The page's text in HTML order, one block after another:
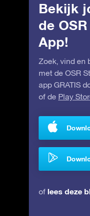
Bekijk
de
App!
Zoek, vind en
met de OSR
app GRATIS
of de Play
of lees deze